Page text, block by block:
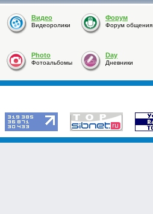
Видео
Видеоролики
Форум
Форум общения
Photo
Фотоальбомы
Day
Дневники